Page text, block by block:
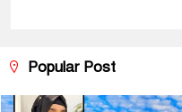
Popular Post